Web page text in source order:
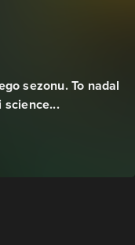
sezonu. To nadal
science...